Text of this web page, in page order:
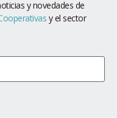
y novedades de
y el sector